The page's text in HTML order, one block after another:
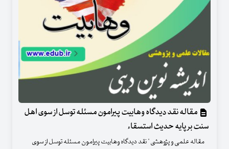
مقاله نقد دیدگاه وهابیت پیرامون مسئله توسل از سوی اهل
سنت بر پایه حدیث استسقاء
مقاله علمی و پژوهشی " نقد دیدگاه وهابیت پیرامون مسئله توسل از سوی